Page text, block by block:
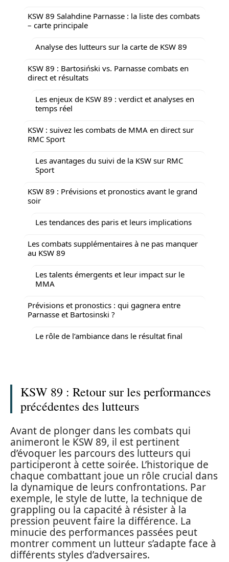
KSW 89 Salahdine Parnasse : la liste des combats
– carte principale
Analyse des lutteurs sur la carte de KSW 89
KSW 89 : Bartosiński vs. Parnasse combats en
direct et résultats
Les enjeux de KSW 89 : verdict et analyses en
temps réel
KSW : suivez les combats de MMA en direct sur
RMC Sport
Les avantages du suivi de la KSW sur RMC
Sport
KSW 89 : Prévisions et pronostics avant le grand
soir
Les tendances des paris et leurs implications
Les combats supplémentaires à ne pas manquer
au KSW 89
Les talents émergents et leur impact sur le
MMA
Prévisions et pronostics : qui gagnera entre
Parnasse et Bartosinski ?
Le rôle de l’ambiance dans le résultat final
KSW 89 : Retour sur les performances
précédentes des lutteurs
Avant de plonger dans les combats qui
animeront le KSW 89, il est pertinent
d’évoquer les parcours des lutteurs qui
participeront à cette soirée. L’historique de
chaque combattant joue un rôle crucial dans
la dynamique de leurs confrontations. Par
exemple, le style de lutte, la technique de
grappling ou la capacité à résister à la
pression peuvent faire la différence. La
minucie des performances passées peut
montrer comment un lutteur s’adapte face à
différents styles d’adversaires.